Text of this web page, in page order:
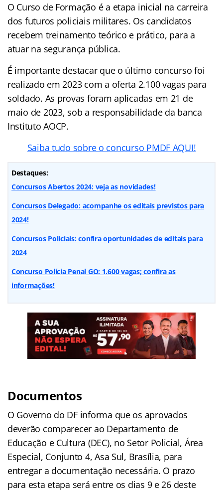
O Curso de Formação é a etapa inicial na carreira
dos futuros policiais militares. Os candidatos
recebem treinamento teórico e prático, para a
atuar na segurança pública.
É importante destacar que o último concurso foi
realizado em 2023 com a oferta 2.100 vagas para
soldado. As provas foram aplicadas em 21 de
maio de 2023, sob a responsabilidade da banca
Instituto AOCP.
Saiba tudo sobre o concurso PMDF AQUI!
Destaques:
Concursos Abertos 2024: veja as novidades!
Concursos Delegado: acompanhe os editais previstos para
2024!
Concursos Policiais: confira oportunidades de editais para
2024
Concurso Polícia Penal GO: 1.600 vagas; confira as
informações!
Documentos
O Governo do DF informa que os aprovados
deverão comparecer ao Departamento de
Educação e Cultura (DEC), no Setor Policial, Área
Especial, Conjunto 4, Asa Sul, Brasília, para
entregar a documentação necessária. O prazo
para esta etapa será entre os dias 9 e 26 deste